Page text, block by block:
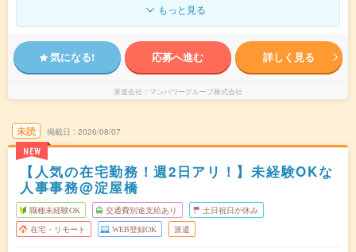
もっと見る
気になる! 応募へ進む 詳しく見る
派遣会社 マンパワーグループ株式会社
未読
NEW
掲載日 2026/08/07
【人気の在宅勤務！週2日アリ！】未経験OKな
人事事務@淀屋橋
職種未経験OK 交通費別途支給あり 土日祝日が休み
在宅・リモート WEB登録OK 派遣